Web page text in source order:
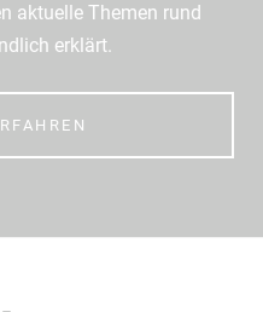
aktuelle Themen rund
erklärt.